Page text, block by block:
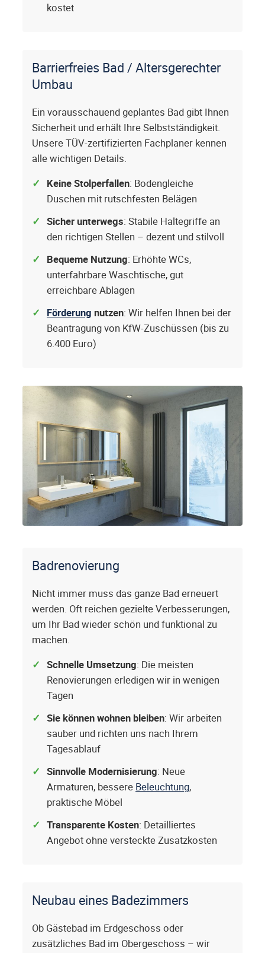
kostet
Barrierfreies Bad / Altersgerechter
Umbau
Ein vorausschauend geplantes Bad gibt Ihnen
Sicherheit und erhält Ihre Selbstständigkeit.
Unsere TÜV-zertifizierten Fachplaner kennen
alle wichtigen Details.
Keine Stolperfallen: Bodengleiche
Duschen mit rutschfesten Belägen
Sicher unterwegs: Stabile Haltegriffe an
den richtigen Stellen – dezent und stilvoll
Bequeme Nutzung: Erhöhte WCs,
unterfahrbare Waschtische, gut
erreichbare Ablagen
Förderung nutzen: Wir helfen Ihnen bei der
Beantragung von KfW-Zuschüssen (bis zu
6.400 Euro)
Badrenovierung
Nicht immer muss das ganze Bad erneuert
werden. Oft reichen gezielte Verbesserungen,
um Ihr Bad wieder schön und funktional zu
machen.
Schnelle Umsetzung: Die meisten
Renovierungen erledigen wir in wenigen
Tagen
Sie können wohnen bleiben: Wir arbeiten
sauber und richten uns nach Ihrem
Tagesablauf
Sinnvolle Modernisierung: Neue
Armaturen, bessere Beleuchtung,
praktische Möbel
Transparente Kosten: Detailliertes
Angebot ohne versteckte Zusatzkosten
Neubau eines Badezimmers
Ob Gästebad im Erdgeschoss oder
zusätzliches Bad im Obergeschoss – wir